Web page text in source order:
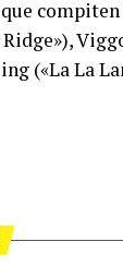
(«La La